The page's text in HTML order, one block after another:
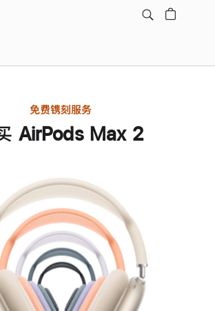
免费镌刻服务
AirPods Max 2